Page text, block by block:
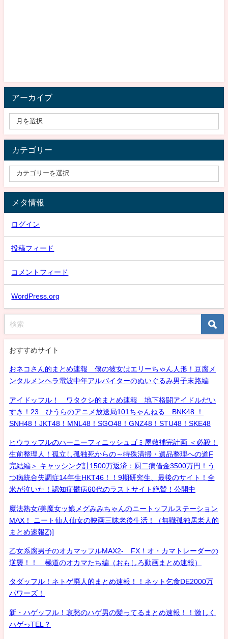
アーカイブ
カテゴリー
メタ情報
ログイン
投稿フィード
コメントフィード
WordPress.org
おすすめサイト
おネコさん的まとめ速報 僕の彼女はエリーちゃん人形！豆腐メ
ンタルメンヘラ電波中年アルバイターのぬいぐるみ男子末路編
アイドッフル！ ワタクシ的まとめ速報 地下格闘アイドルだい
すき！23 ひうらのアニメ放送局101ちゃんねる BNK48 ！
SNH48！JKT48！MNL48！SGO48！GNZ48！STU48！SKE48
ヒウラッフルのハーニーフィニッシュゴミ屋敷補完計画 ＜必殺！
生前整理人！孤立し孤独死からの～特殊清掃・遺品整理への道F
完結編＞ キャッシング計1500万返済：厨二病借金3500万円！う
つ病統合失調症14年生HKT46！！9期研究生、最後のサイト！全
米が泣いた！認知症鬱病60代のラストサイト絶賛！公開中
魔法熟女/美魔女ッ娘メグみみちゃんのニートッフルステーション
MAX！ ニート仙人仙女の映画三昧老後生活！（無職孤独居老人的
まとめ速報Z)]
乙女系腐男子のオカマッフルMAX2- FX！オ・カマトレーダーの
逆襲！！ 極道のオカマたち編（おもしろ動画まとめ速報）
タダッフル！ネトゲ廃人的まとめ速報！！ネット乞食DE2000万
パワーズ！
新・ハゲッフル！哀愁のハゲ男の髪ってるまとめ速報！！激しく
ハゲっTEL？